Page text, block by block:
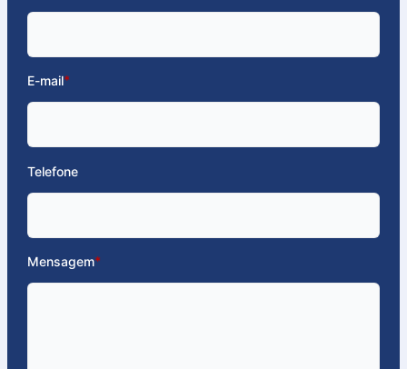
E-mail*
Telefone
Mensagem*